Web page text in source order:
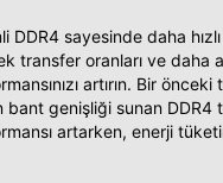
DDR4 sayesinde daha
transfer oranları ve daha
artırın. Bir
bant genişliği sunan DDR4
artarken, enerji